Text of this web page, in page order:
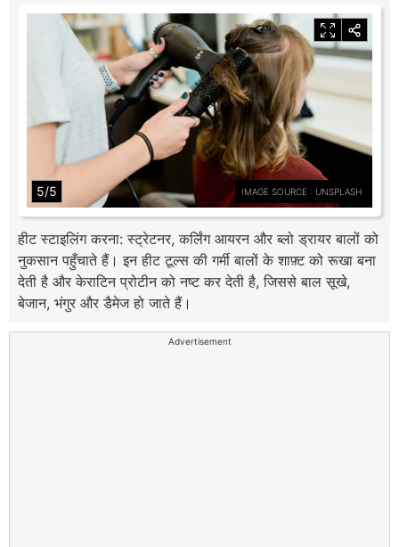
5/5 IMAGE SOURCE : UNSPLASH
हीट स्टाइलिंग करना: स्ट्रेटनर, कर्लिंग आयरन और ब्लो ड्रायर बालों को
नुकसान पहुँचाते हैं। इन हीट टूल्स की गर्मी बालों के शाफ़्ट को रूखा बना
देती है और केराटिन प्रोटीन को नष्ट कर देती है, जिससे बाल सूखे,
बेजान, भंगुर और डैमेज हो जाते हैं।
Advertisement